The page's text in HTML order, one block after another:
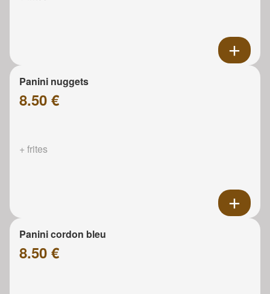
Panini nuggets
8.50 €
+ frites
Panini cordon bleu
8.50 €